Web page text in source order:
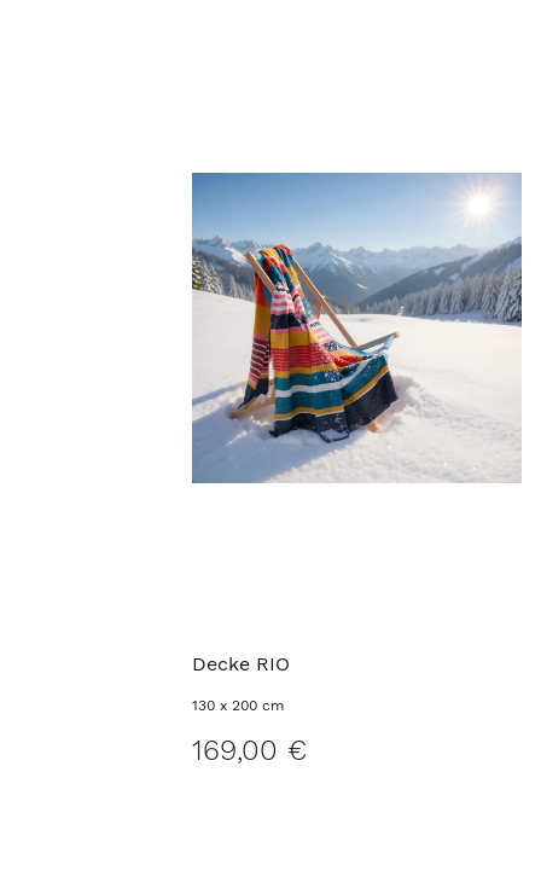
Decke RIO
130 x 200 cm
169,00 €